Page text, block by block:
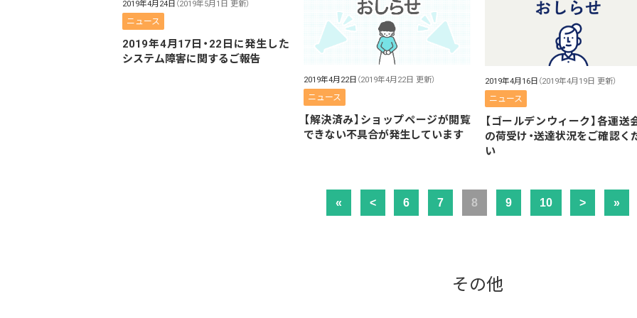
2019年4月24日 （2019年5月1日 更新）
ニュース
2019年4月17日・22日に発生した
システム障害に関するご報告
2019年4月22日 （2019年4月22日 更新）
ニュース
【解決済み】ショップページが閲覧
できない不具合が発生しています
2019年4月16日 （2019年4月19日 更新）
ニュース
【ゴールデンウィーク】各運送
の荷受け・送達状況をご確認く
い
« < 6 7 8 9 10 > »
その他